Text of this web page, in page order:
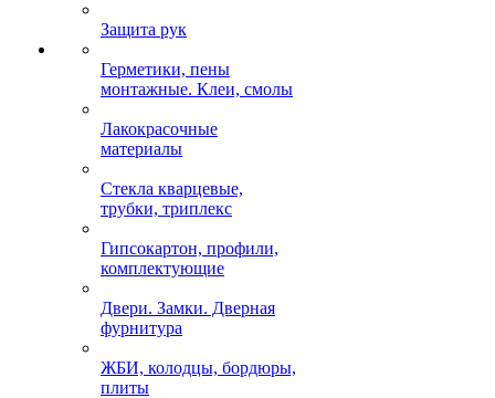
Защита рук
Герметики, пены
монтажные. Клеи, смолы
Лакокрасочные
материалы
Стекла кварцевые,
трубки, триплекс
Гипсокартон, профили,
комплектующие
Двери. Замки. Дверная
фурнитура
ЖБИ, колодцы, бордюры,
плиты